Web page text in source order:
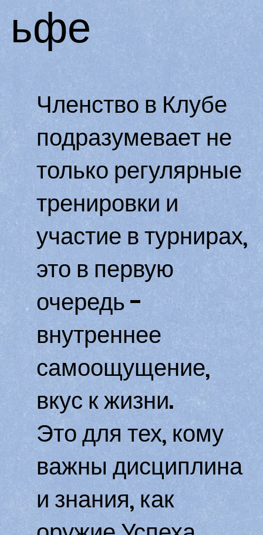
ьфе
Членство в Клубе
подразумевает не
только регулярные
тренировки и
участие в турнирах,
это в первую
очередь -
внутреннее
самоощущение,
вкус к жизни.
Это для тех, кому
важны дисциплина
и знания, как